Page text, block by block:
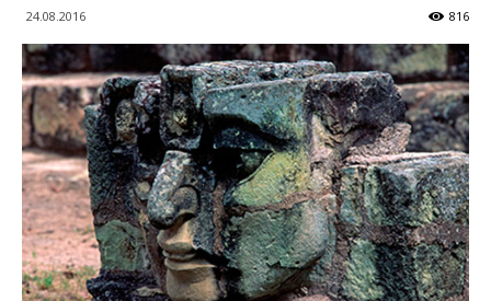
24.08.2016 816